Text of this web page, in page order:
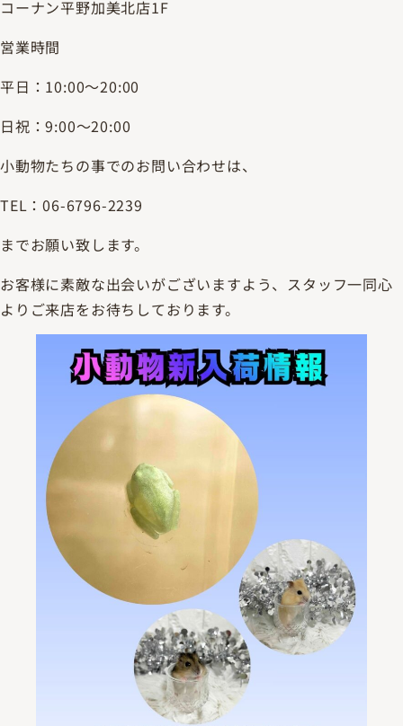
コーナン平野加美北店1F
営業時間
平日：10:00～20:00
日祝：9:00～20:00
小動物たちの事でのお問い合わせは、
TEL：06-6796-2239
までお願い致します。
お客様に素敵な出会いがございますよう、スタッフ一同心
よりご来店をお待ちしております。